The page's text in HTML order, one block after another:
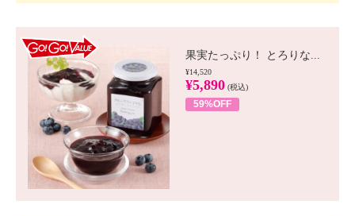
果実たっぷり！ とろりな...
¥14,520
¥5,890 (税込)
59%OFF